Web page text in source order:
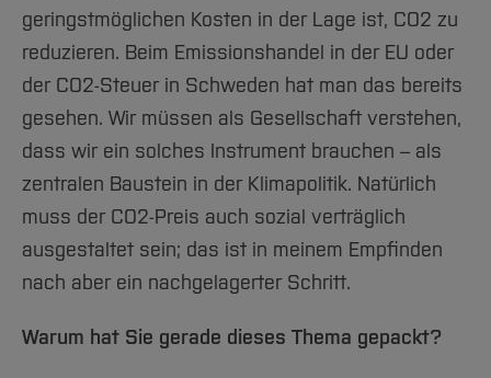
geringstmöglichen Kosten in der Lage ist, CO2 zu
reduzieren. Beim Emissionshandel in der EU oder
der CO2-Steuer in Schweden hat man das bereits
gesehen. Wir müssen als Gesellschaft verstehen,
dass wir ein solches Instrument brauchen – als
zentralen Baustein in der Klimapolitik. Natürlich
muss der CO2-Preis auch sozial verträglich
ausgestaltet sein; das ist in meinem Empfinden
nach aber ein nachgelagerter Schritt.
Warum hat Sie gerade dieses Thema gepackt?